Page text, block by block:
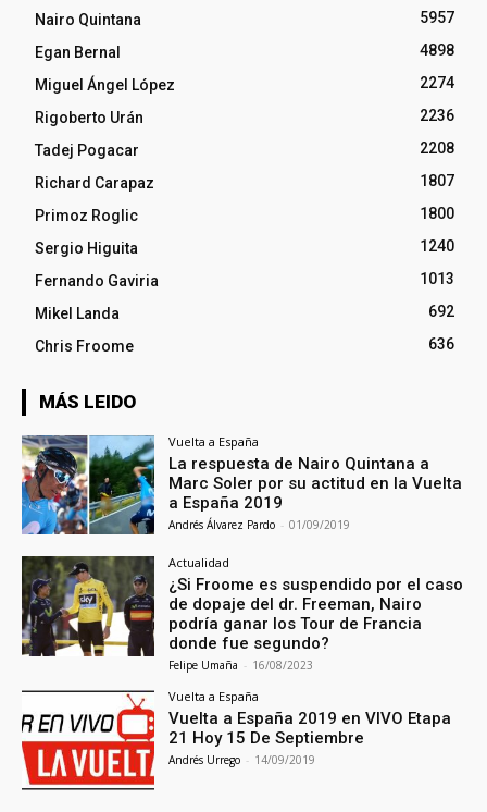
Nairo Quintana
5957
Egan Bernal
4898
Miguel Ángel López
2274
Rigoberto Urán
2236
Tadej Pogacar
2208
Richard Carapaz
1807
Primoz Roglic
1800
Sergio Higuita
1240
Fernando Gaviria
1013
Mikel Landa
692
Chris Froome
636
MÁS LEIDO
Vuelta a España
La respuesta de Nairo Quintana a
Marc Soler por su actitud en la Vuelta
a España 2019
Andrés Álvarez Pardo - 01/09/2019
Actualidad
¿Si Froome es suspendido por el caso
de dopaje del dr. Freeman, Nairo
podría ganar los Tour de Francia
donde fue segundo?
Felipe Umaña - 16/08/2023
Vuelta a España
Vuelta a España 2019 en VIVO Etapa
21 Hoy 15 De Septiembre
Andrés Urrego - 14/09/2019